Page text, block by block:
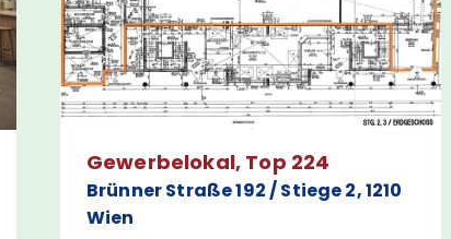
Gewerbelokal, Top 224
Brünner Straße 192 / Stiege 2, 1210
Wien